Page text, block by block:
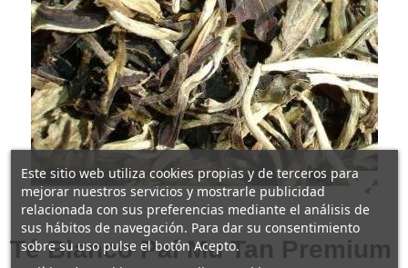
Té Blanco Pai Mu Tan Premium
Este sitio web utiliza cookies propias y de terceros para
mejorar nuestros servicios y mostrarle publicidad
relacionada con sus preferencias mediante el análisis de
sus hábitos de navegación. Para dar su consentimiento
sobre su uso pulse el botón Acepto.